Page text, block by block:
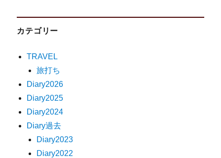
カテゴリー
TRAVEL
旅打ち
Diary2026
Diary2025
Diary2024
Diary過去
Diary2023
Diary2022